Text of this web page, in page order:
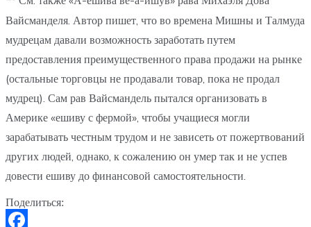
Вайсманделя. Автор пишет, что во времена Мишны и Талмуда
мудрецам давали возможность заработать путем
предоставления преимущественного права продажи на рынке
(остальные торговцы не продавали товар, пока не продал
мудрец). Сам рав Вайсмандель пытался организовать в
Америке «ешиву с фермой», чтобы учащиеся могли
зарабатывать честным трудом и не зависеть от пожертвований
других людей, однако, к сожалению он умер так и не успев
довести ешиву до финансовой самостоятельности.
Поделиться: